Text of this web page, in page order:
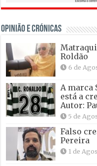
OPINIÃO E CRÓNICAS
Roldão
6 de
A marca
está a
Autor:
5 de
Falso
Pereira
1 de